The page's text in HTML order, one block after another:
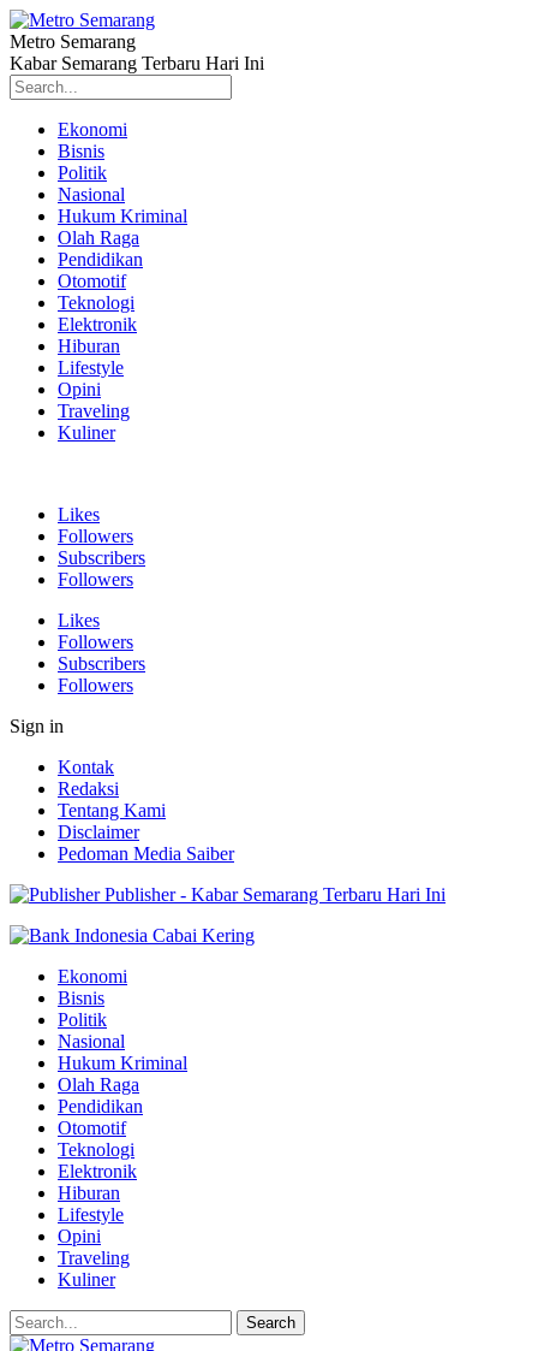
Metro Semarang
Kabar Semarang Terbaru Hari Ini
Ekonomi
Bisnis
Politik
Nasional
Hukum Kriminal
Olah Raga
Pendidikan
Otomotif
Teknologi
Elektronik
Hiburan
Lifestyle
Opini
Traveling
Kuliner
Likes
Followers
Subscribers
Followers
Likes
Followers
Subscribers
Followers
Sign in
Kontak
Redaksi
Tentang Kami
Disclaimer
Pedoman Media Saiber
Publisher - Kabar Semarang Terbaru Hari Ini
Ekonomi
Bisnis
Politik
Nasional
Hukum Kriminal
Olah Raga
Pendidikan
Otomotif
Teknologi
Elektronik
Hiburan
Lifestyle
Opini
Traveling
Kuliner